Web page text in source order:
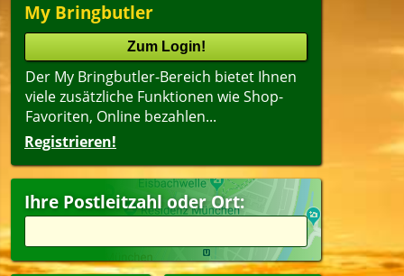
My Bringbutler
Der My Bringbutler-Bereich bietet Ihnen
viele zusätzliche Funktionen wie Shop-
Favoriten, Online bezahlen...
Registrieren!
Ihre Postleitzahl oder Ort: